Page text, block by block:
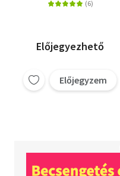
Előjegyezhető
Előjegyzem